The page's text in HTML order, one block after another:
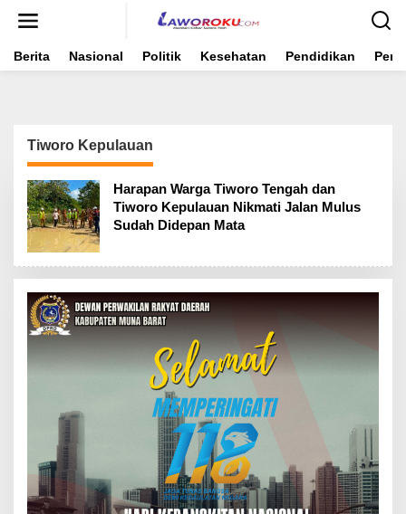
Berita Nasional Politik Kesehatan Pendidikan
Tiworo Kepulauan
Harapan Warga Tiworo Tengah dan
Tiworo Kepulauan Nikmati Jalan Mulus
Sudah Didepan Mata